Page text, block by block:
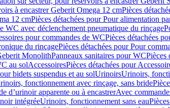
à encastrer Geberit Omega 12 cmPièces
12 cmPièces détachées pour Pour alimentation
WC avec déclenchement pneumatique du rinçage
pour commandes de WCPièces détachées
du rinçagePièces détachées pour Pour
MonolithPanneaux sanitaires pour WCPièces
au solAccessoiresPièces détachées pour
bidets suspendus et au solUrinoirsUrinoirs,
fonctionnement avec rinçage, sans bride
d’urinoir apparente ou à encastrerAvec
intégréeUrinoirs, fonctionnement sans eau